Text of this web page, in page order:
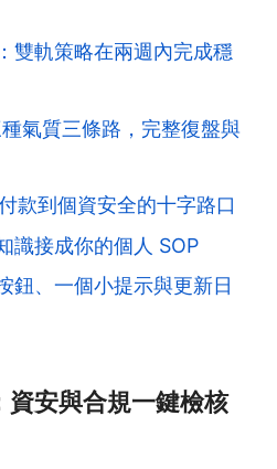
雙軌策略在兩週內完成穩
氣質三條路，完整復盤與
款到個資安全的十字路口
識接成你的個人 SOP
鈕、一個小提示與更新日
資安與合規一鍵檢核